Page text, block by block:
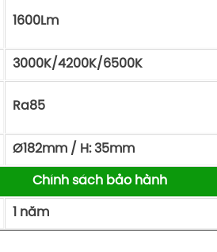
1600Lm
3000K/4200K/6500K
Ra85
Ø182mm / H: 35mm
Chính sách bảo hành
1 năm